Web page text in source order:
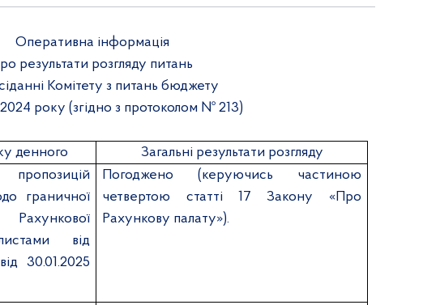
Оперативна інформація
результати розгляду питань
Комітету з питань бюджету
року (згідно з протоколом № 213)
денного
Загальні результати розгляду
граничної
Рахункової
від
30.01.2025
Погоджено (керуючись частиною
четвертою статті 17 Закону «Про
Рахункову палату»).